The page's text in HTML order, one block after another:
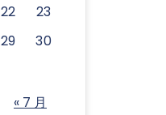
22
23
29
30
« 7 月